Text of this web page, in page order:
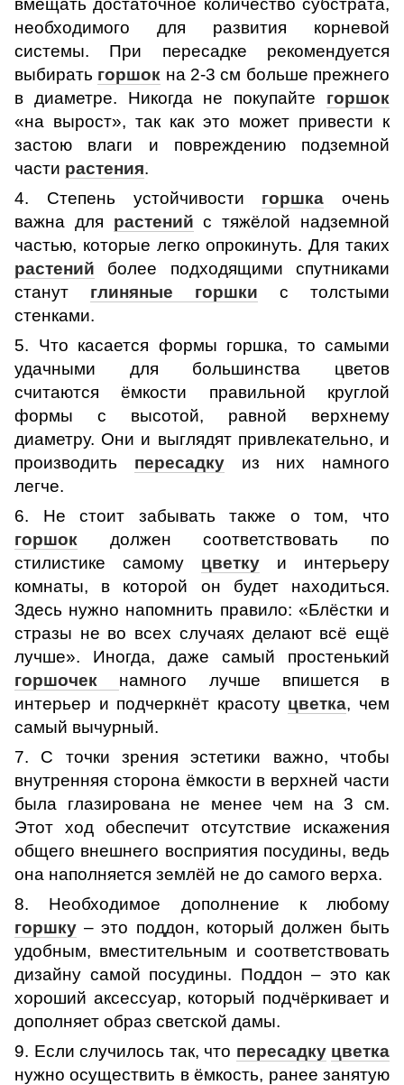
вмещать достаточное количество субстрата,
необходимого для развития корневой
системы. При пересадке рекомендуется
выбирать горшок на 2-3 см больше прежнего
в диаметре. Никогда не покупайте горшок
«на вырост», так как это может привести к
застою влаги и повреждению подземной
части растения.
4. Степень устойчивости горшка очень
важна для растений с тяжёлой надземной
частью, которые легко опрокинуть. Для таких
растений более подходящими спутниками
станут глиняные горшки с толстыми
стенками.
5. Что касается формы горшка, то самыми
удачными для большинства цветов
считаются ёмкости правильной круглой
формы с высотой, равной верхнему
диаметру. Они и выглядят привлекательно, и
производить пересадкуиз них намного
легче.
6. Не стоит забывать также о том, что
горшок должен соответствовать по
стилистике самому цветку и интерьеру
комнаты, в которой он будет находиться.
Здесь нужно напомнить правило: «Блёстки и
стразы не во всех случаях делают всё ещё
лучше». Иногда, даже самый простенький
горшочек намного лучше впишется в
интерьер и подчеркнёт красоту цветка, чем
самый вычурный.
7. С точки зрения эстетики важно, чтобы
внутренняя сторона ёмкости в верхней части
была глазирована не менее чем на 3 см.
Этот ход обеспечит отсутствие искажения
общего внешнего восприятия посудины, ведь
она наполняется землёй не до самого верха.
8. Необходимое дополнение к любому
горшку – это поддон, который должен быть
удобным, вместительным и соответствовать
дизайну самой посудины. Поддон – это как
хороший аксессуар, который подчёркивает и
дополняет образ светской дамы.
9. Если случилось так, что пересадку цветка
нужно осуществить в ёмкость, ранее занятую